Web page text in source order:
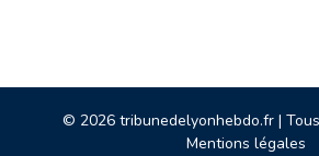
© 2026 tribunedelyonhebdo.fr |
Mentions légales